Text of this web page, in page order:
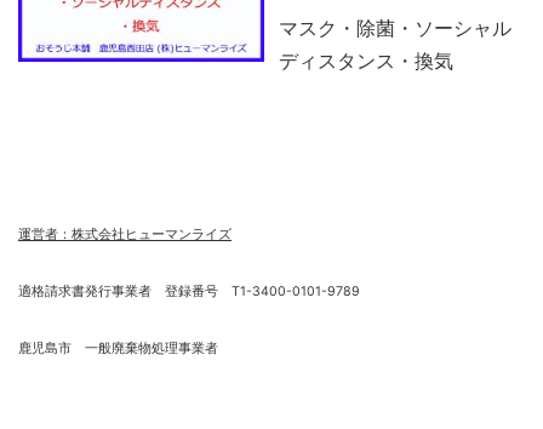
マスク・除菌・ソーシャル
ディスタンス・換気
運営者：株式会社ヒューマンライズ
適格請求書発行事業者 登録番号 T1-3400-0101-9789
鹿児島市 一般廃棄物処理事業者